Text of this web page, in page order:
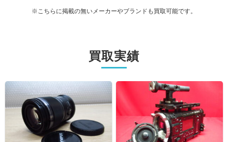
※こちらに掲載の無いメーカーやブランドも買取可能です。
買取実績